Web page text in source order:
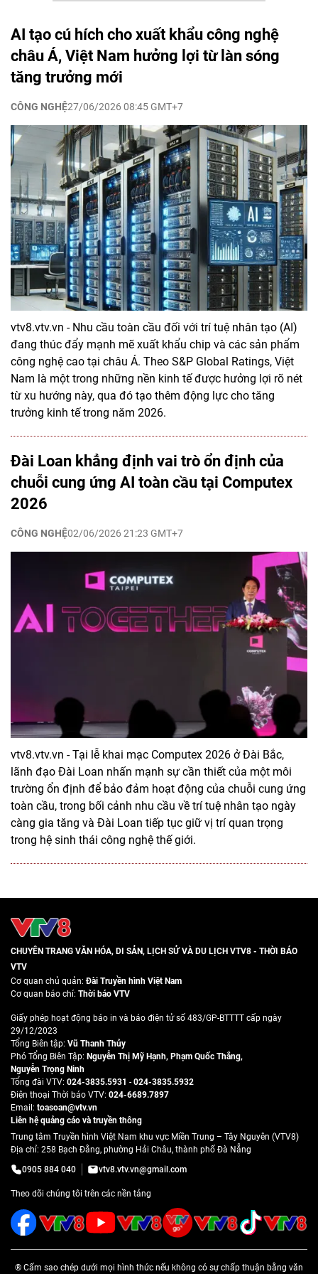
AI tạo cú hích cho xuất khẩu công nghệ
châu Á, Việt Nam hưởng lợi từ làn sóng
tăng trưởng mới
CÔNG NGHỆ27/06/2026 08:45 GMT+7
vtv8.vtv.vn - Nhu cầu toàn cầu đối với trí tuệ nhân tạo (AI)
đang thúc đẩy mạnh mẽ xuất khẩu chip và các sản phẩm
công nghệ cao tại châu Á. Theo S&P Global Ratings, Việt
Nam là một trong những nền kinh tế được hưởng lợi rõ nét
từ xu hướng này, qua đó tạo thêm động lực cho tăng
trưởng kinh tế trong năm 2026.
Đài Loan khẳng định vai trò ổn định của
chuỗi cung ứng AI toàn cầu tại Computex
2026
CÔNG NGHỆ02/06/2026 21:23 GMT+7
vtv8.vtv.vn - Tại lễ khai mạc Computex 2026 ở Đài Bắc,
lãnh đạo Đài Loan nhấn mạnh sự cần thiết của một môi
trường ổn định để bảo đảm hoạt động của chuỗi cung ứng
toàn cầu, trong bối cảnh nhu cầu về trí tuệ nhân tạo ngày
càng gia tăng và Đài Loan tiếp tục giữ vị trí quan trọng
trong hệ sinh thái công nghệ thế giới.
CHUYÊN TRANG VĂN HÓA, DI SẢN, LỊCH SỬ VÀ DU LỊCH VTV8 - THỜI BÁO
VTV
Cơ quan chủ quản:Đài Truyền hình Việt Nam
Cơ quan báo chí: Thời báo VTV
Giấy phép hoạt động báo in và báo điện tử số 483/GP-BTTTT cấp ngày
29/12/2023
Tổng Biên tập: Vũ Thanh Thủy
Phó Tổng Biên Tập: Nguyễn Thị Mỹ Hạnh, Phạm Quốc Thắng,
Nguyễn Trọng Ninh
Tổng đài VTV: 024-3835.5931 - 024-3835.5932
Ðiện thoại Thời báo VTV: 024-6689.7897
Email: toasoan@vtv.vn
Liên hệ quảng cáo và truyền thông
Trung tâm Truyền hình Việt Nam khu vực Miền Trung – Tây Nguyên (VTV8)
Địa chỉ: 258 Bạch Đằng, phường Hải Châu, thành phố Đà Nẵng
0905 884 040
vtv8.vtv.vn@gmail.com
Theo dõi chúng tôi trên các nền tảng
® Cấm sao chép dưới mọi hình thức nếu không có sự chấp thuận bằng văn